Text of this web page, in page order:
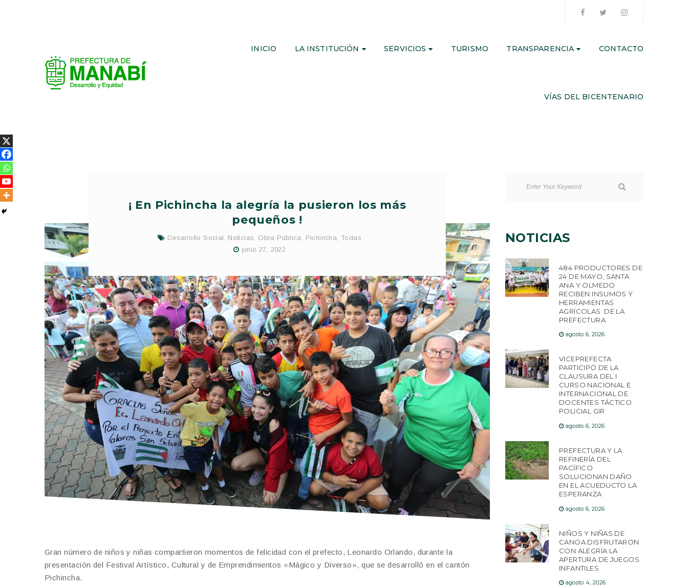
INICIO LA INSTITUCIÓN SERVICIOS TURISMO TRANSPARENCIA CONTACTO
VÍAS DEL BICENTENARIO
¡ En Pichincha la alegría la pusieron los más
pequeños !
Desarrollo Social , Noticias, Obra Pública, Pichincha, Todas
junio 27, 2022
Gran número de niños y niñas compartieron momentos de felicidad con el prefecto, Leonardo Orlando, durante la
presentación del Festival Artístico, Cultural y de Emprendimientos «Mágico y Diverso», que se desarrolló en el cantón
Pichincha.
NOTICIAS
484 PRODUCTORES DE
24 DE MAYO, SANTA
ANA Y OLMEDO
RECIBEN INSUMOS Y
HERRAMIENTAS
AGRÍCOLAS DE LA
PREFECTURA
agosto 6, 2026
VICEPREFECTA
PARTICIPÓ DE LA
CLAUSURA DEL I
CURSO NACIONAL E
INTERNACIONAL DE
DOCENTES TÁCTICO
POLICIAL GIR
agosto 6, 2026
PREFECTURA Y LA
REFINERÍA DEL
PACÍFICO
SOLUCIONAN DAÑO
EN EL ACUEDUCTO LA
ESPERANZA
agosto 6, 2026
NIÑOS Y NIÑAS DE
CANOA DISFRUTARON
CON ALEGRÍA LA
APERTURA DE JUEGOS
INFANTILES
agosto 4, 2026